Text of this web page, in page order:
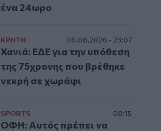
ένα 24ωρο
ΚΡΗΤΗ 06.08.2026 - 23:07
Χανιά: ΕΔΕ για την υπόθεση
της 75χρονης που βρέθηκε
νεκρή σε χωράφι
SPORTS 08:15
ΟΦΗ: Αυτός πρέπει να